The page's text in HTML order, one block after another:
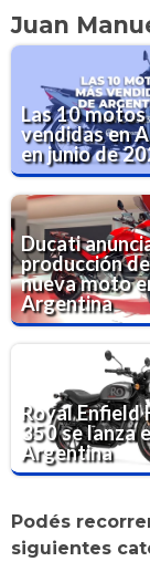
Juan
Las 10 motos
vendidas en
en junio de
Ducati
producción
nueva moto
Argentina
Royal Enfield
350 se lanza
Argentina
Podés
siguientes